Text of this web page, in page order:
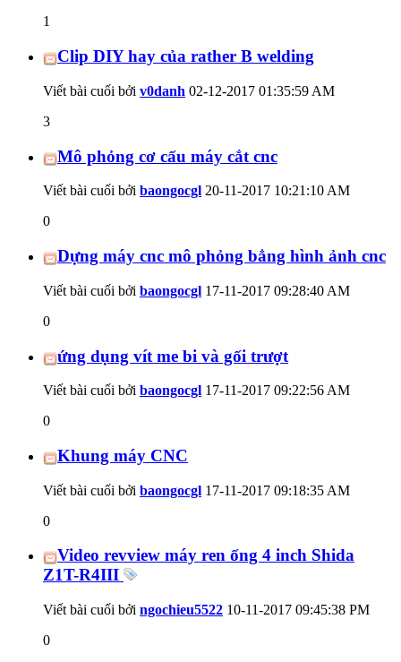
1
Clip DIY hay của rather B welding
Viết bài cuối bởi v0danh 02-12-2017 01:35:59 AM
3
Mô phỏng cơ cấu máy cắt cnc
Viết bài cuối bởi baongocgl 20-11-2017 10:21:10 AM
0
Dựng máy cnc mô phỏng bẳng hình ảnh cnc
Viết bài cuối bởi baongocgl 17-11-2017 09:28:40 AM
0
ứng dụng vít me bi và gối trượt
Viết bài cuối bởi baongocgl 17-11-2017 09:22:56 AM
0
Khung máy CNC
Viết bài cuối bởi baongocgl 17-11-2017 09:18:35 AM
0
Video revview máy ren ống 4 inch Shida
Z1T-R4III
Viết bài cuối bởi ngochieu5522 10-11-2017 09:45:38 PM
0